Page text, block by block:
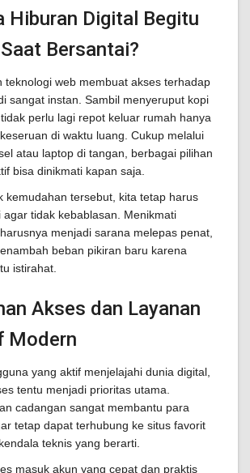
Hiburan Digital Begitu
Bersantai?
teknologi web membuat akses terhadap
sangat instan. Sambil menyeruput kopi
perlu lagi repot keluar rumah hanya
di waktu luang. Cukup melalui
atau laptop di tangan, berbagai pilihan
bisa dinikmati kapan saja.
kemudahan tersebut, kita tetap harus
agar tidak kebablasan. Menikmati
menjadi sarana melepas penat,
beban pikiran baru karena
istirahat.
Akses dan Layanan
Modern
yang aktif menjelajahi dunia digital,
tentu menjadi prioritas utama.
cadangan sangat membantu para
tetap dapat terhubung ke situs favorit
teknis yang berarti.
masuk akun yang cepat dan praktis